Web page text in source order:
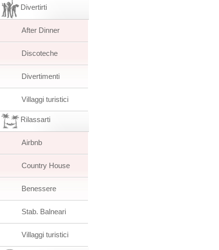
Divertirti
After Dinner
Discoteche
Divertimenti
Villaggi turistici
Rilassarti
Airbnb
Country House
Benessere
Stab. Balneari
Villaggi turistici